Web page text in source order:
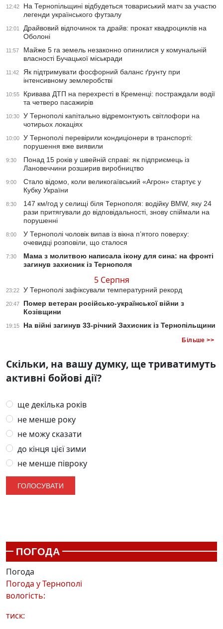
12:42
На Тернопільщині відбудеться товариський матч за участю
легенди українського футзалу
12:01
Драйвовий відпочинок та драйв: прокат квадроциклів на
Оболоні
11:57
Майже 5 га земель незаконно опинилися у комунальній
власності Бучацької міськради
11:42
Як підтримувати фосфорний баланс ґрунту при
інтенсивному землеробстві
10:55
Кривава ДТП на перехресті в Кременці: постраждали водії
та четверо пасажирів
10:30
У Тернополі капітально відремонтують світлофори на
чотирьох локаціях
10:00
У Тернополі перевірили кондиціонери в транспорті:
порушення вже виявили
9:30
Понад 15 років у швейній справі: як підприємець із
Лановеччини розширив виробництво
9:00
Стало відомо, коли великогаївський «Агрон» стартує у
Кубку України
8:30
147 км/год у селищі біля Тернополя: водійку BMW, яку 24
рази притягували до відповідальності, знову спіймали на
порушенні
8:00
У Тернополі чоловік випав із вікна п’ятого поверху:
очевидці розповіли, що сталося
7:30
Мама з молитвою написала ікону для сина: на фронті
загинув захисник із Тернополя
5 Серпня
23:22 У Тернополі зафіксували температурний рекорд
20:47
Помер ветеран російсько-української війни з
Козівщини
19:15 На війні загинув 33-річний Захисник із Тернопільщини
Більше >>
Скільки, на вашу думку, ще триватимуть
активні бойові дії?
ще декілька років
не менше року
не можу сказати
до кінця цієї зими
не менше півроку
ПОГОДА
Погода
Погода уТернополі
вологість:
тиск: